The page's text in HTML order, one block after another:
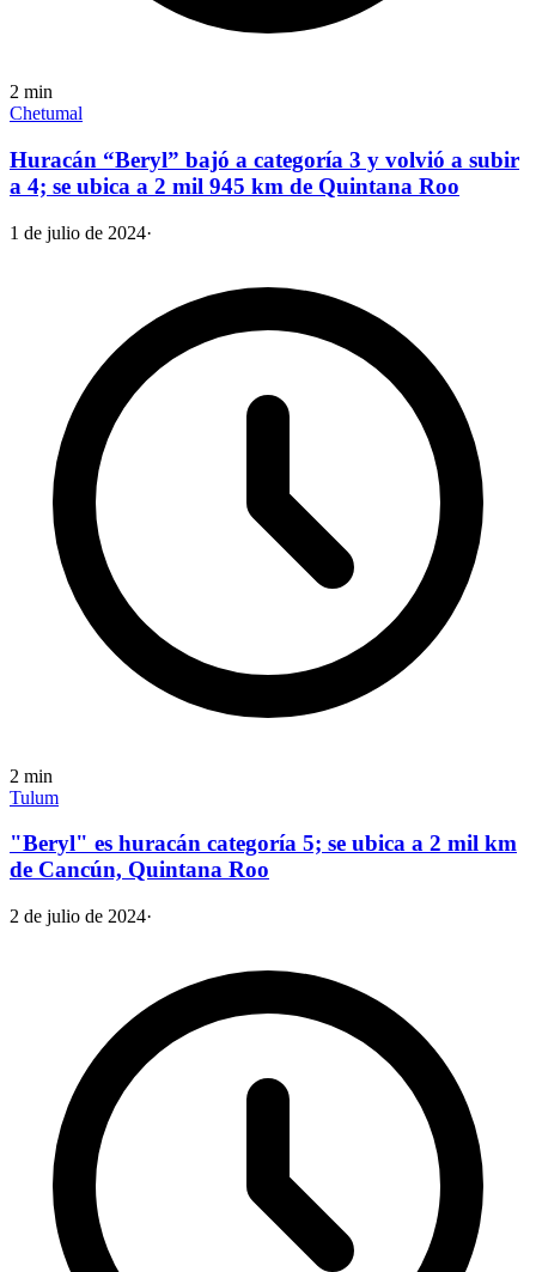
2 min
Chetumal
Huracán “Beryl” bajó a categoría 3 y volvió a subir
a 4; se ubica a 2 mil 945 km de Quintana Roo
1 de julio de 2024·
2 min
Tulum
"Beryl" es huracán categoría 5; se ubica a 2 mil km
de Cancún, Quintana Roo
2 de julio de 2024·